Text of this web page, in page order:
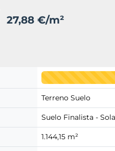
27,88 €/m²
Terreno Suelo
Suelo Finalista -
1.144,15 m²